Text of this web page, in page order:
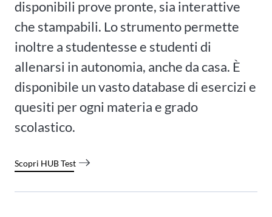
disponibili prove pronte, sia interattive
che stampabili. Lo strumento permette
inoltre a studentesse e studenti di
allenarsi in autonomia, anche da casa. È
disponibile un vasto database di esercizi e
quesiti per ogni materia e grado
scolastico.
Scopri HUB Test